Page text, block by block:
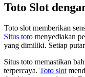
Toto Slot
Toto slot memberikan
Situs toto menyediakan
yang dimiliki. Setiap
Situs toto memastikan
terpercaya. Toto slot